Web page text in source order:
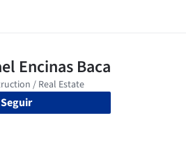
Seguir